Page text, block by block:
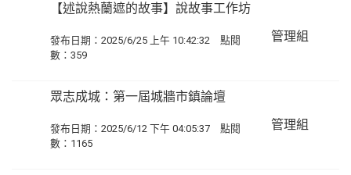
【述說熱蘭遮的故事】說故事工作坊
發布日期：2025/6/25 上午 10:42:32 點閱
數：359
管理組
眾志成城：第一屆城牆市鎮論壇
發布日期：2025/6/12 下午 04:05:37 點閱
數：1165
管理組